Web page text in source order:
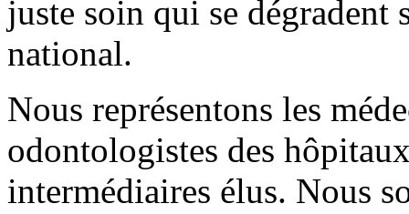
juste soin qui se dégradent
national.
Nous représentons les
odontologistes des
intermédiaires élus. Nous